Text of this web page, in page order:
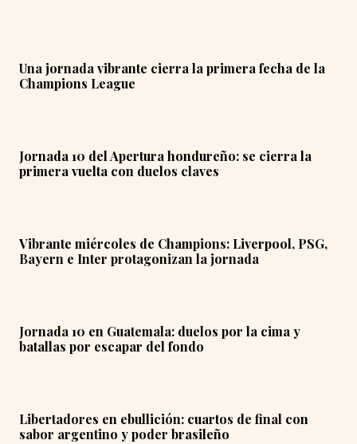
Una jornada vibrante cierra la primera fecha de la
Champions League
Jornada 10 del Apertura hondureño: se cierra la
primera vuelta con duelos claves
Vibrante miércoles de Champions: Liverpool, PSG,
Bayern e Inter protagonizan la jornada
Jornada 10 en Guatemala: duelos por la cima y
batallas por escapar del fondo
Libertadores en ebullición: cuartos de final con
sabor argentino y poder brasileño